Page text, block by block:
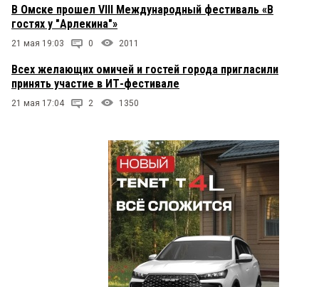
В Омске прошел VIII Международный фестиваль «В
гостях у "Арлекина"»
21 мая 19:03 0 2011
Всех желающих омичей и гостей города пригласили
принять участие в ИТ-фестивале
21 мая 17:04 2 1350